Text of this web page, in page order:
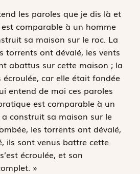
les paroles que je dis là et
comparable à un homme
sa maison sur le roc. La
torrents ont dévalé, les vents
abattus sur cette maison ; la
écroulée, car elle était fondée
entend de moi ces paroles
est comparable à un
construit sa maison sur le
les torrents ont dévalé,
ils sont venus battre cette
écroulée, et son
»